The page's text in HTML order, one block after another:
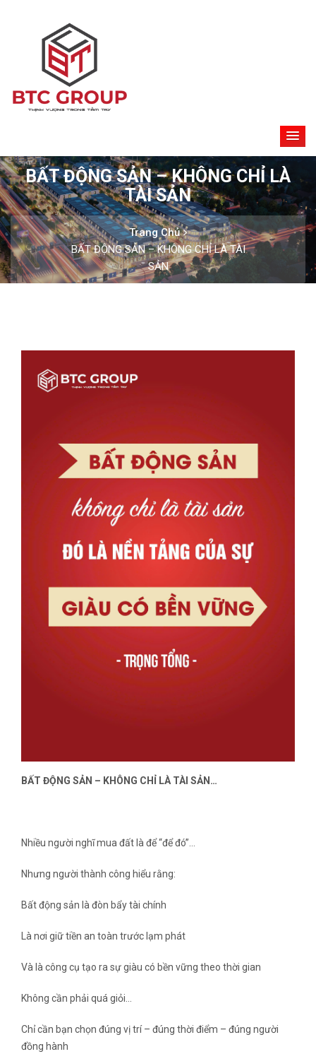
BẤT ĐỘNG SẢN – KHÔNG CHỈ LÀ
TÀI SẢN
Trang Chủ
BẤT ĐỘNG SẢN – KHÔNG CHỈ LÀ TÀI
SẢN
BẤT ĐỘNG SẢN – KHÔNG CHỈ LÀ TÀI SẢN…
Nhiều người nghĩ mua đất là để “để đó”…
Nhưng người thành công hiểu rằng:
Bất động sản là đòn bẩy tài chính
Là nơi giữ tiền an toàn trước lạm phát
Và là công cụ tạo ra sự giàu có bền vững theo thời gian
Không cần phải quá giỏi…
Chỉ cần bạn chọn đúng vị trí – đúng thời điểm – đúng người
đồng hành